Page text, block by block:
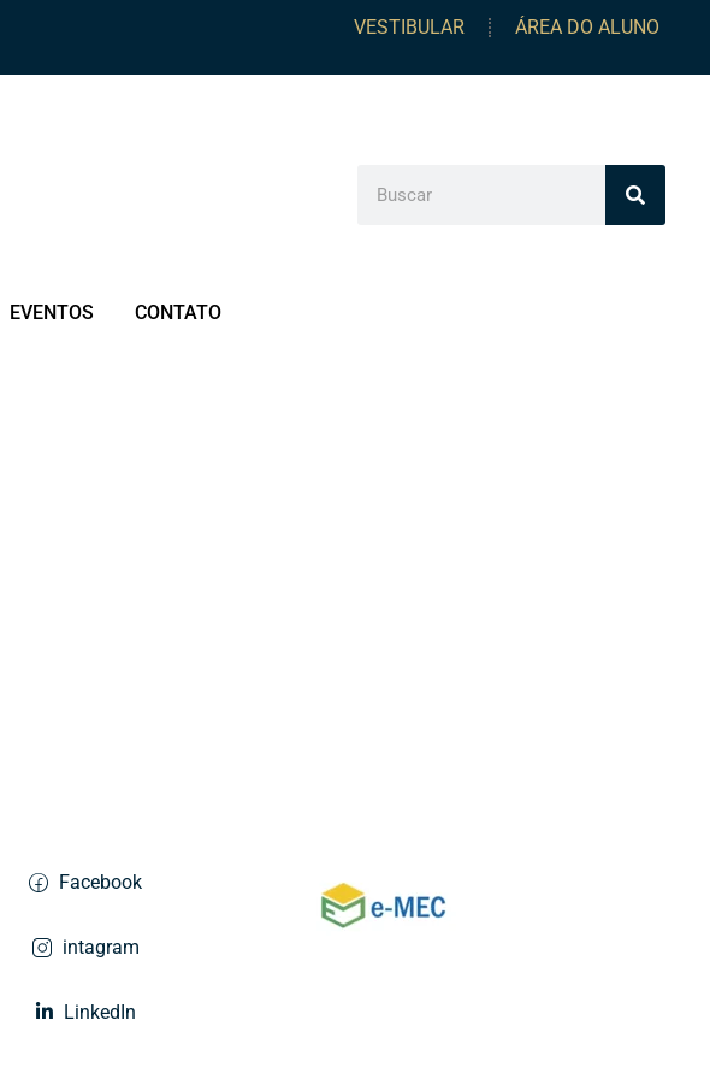
VESTIBULAR ÁREA DO ALUNO
EVENTOS CONTATO
Facebook
intagram
LinkedIn